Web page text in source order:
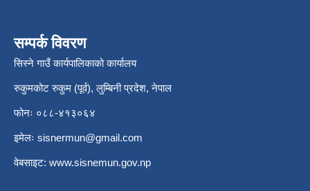
सम्पर्क विवरण
सिस्ने गाउँ कार्यपालिकाको कार्यालय
रुकुमकोट रुकुम (पूर्व), लुम्बिनी प्रदेश, नेपाल
फोनः ०८८-४१३०६४
इमेलः sisnermun@gmail.com
वेबसाइट: www.sisnemun.gov.np